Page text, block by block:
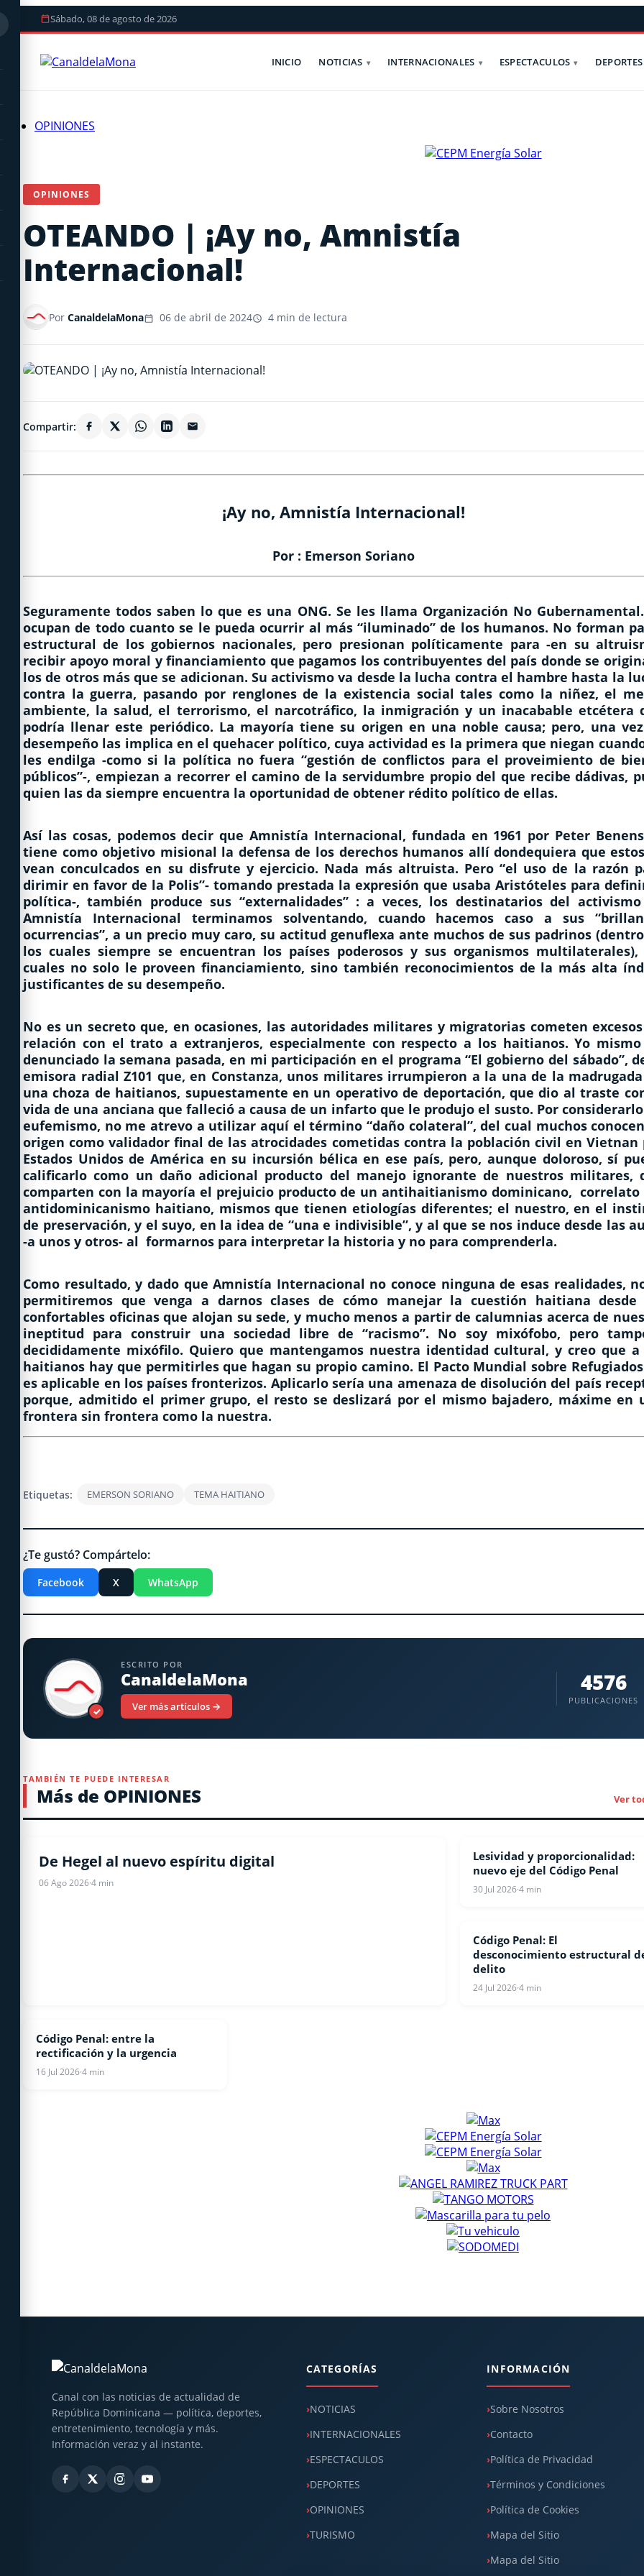
Sábado, 08 de agosto de 2026
INICIO NOTICIAS INTERNACIONALES ESPECTACULOS DEPORTES
OPINIONES
OPINIONES
OTEANDO | ¡Ay no, Amnistía
Internacional!
Por CanaldelaMona 06 de abril de 2024 4 min de lectura
Compartir:
¡Ay no, Amnistía Internacional!
Por : Emerson Soriano
Seguramente todos saben lo que es una ONG. Se les llama Organización No
ocupan de todo cuanto se le pueda ocurrir al más “iluminado” de los humanos. No forman
estructural de los gobiernos nacionales, pero presionan políticamente para -en su
recibir apoyo moral y financiamiento que pagamos los contribuyentes del país donde se
los de otros más que se adicionan. Su activismo va desde la lucha contra el hambre hasta la
contra la guerra, pasando por renglones de la existencia social tales como la niñez, el
ambiente, la salud, el terrorismo, el narcotráfico, la inmigración y un inacabable etcétera
podría llenar este periódico. La mayoría tiene su origen en una noble causa; pero, una
desempeño las implica en el quehacer político, cuya actividad es la primera que niegan
les endilga -como si la política no fuera “gestión de conflictos para el proveimiento de
públicos”-, empiezan a recorrer el camino de la servidumbre propio del que recibe dádivas,
quien las da siempre encuentra la oportunidad de obtener rédito político de ellas.
Así las cosas, podemos decir que Amnistía Internacional, fundada en 1961 por Peter
tiene como objetivo misional la defensa de los derechos humanos allí dondequiera que
vean conculcados en su disfrute y ejercicio. Nada más altruista. Pero “el uso de la razón
dirimir en favor de la Polis”- tomando prestada la expresión que usaba Aristóteles para
política-, también produce sus “externalidades” : a veces, los destinatarios del
Amnistía Internacional terminamos solventando, cuando hacemos caso a sus
ocurrencias”, a un precio muy caro, su actitud genuflexa ante muchos de sus padrinos
los cuales siempre se encuentran los países poderosos y sus organismos multilaterales),
cuales no solo le proveen financiamiento, sino también reconocimientos de la más alta
justificantes de su desempeño.
No es un secreto que, en ocasiones, las autoridades militares y migratorias cometen
relación con el trato a extranjeros, especialmente con respecto a los haitianos. Yo
denunciado la semana pasada, en mi participación en el programa “El gobierno del sábado”,
emisora radial Z101 que, en Constanza, unos militares irrumpieron a la una de la
una choza de haitianos, supuestamente en un operativo de deportación, que dio al traste
vida de una anciana que falleció a causa de un infarto que le produjo el susto. Por
eufemismo, no me atrevo a utilizar aquí el término “daño colateral”, del cual muchos
origen como validador final de las atrocidades cometidas contra la población civil en Vietnan
Estados Unidos de América en su incursión bélica en ese país, pero, aunque doloroso, sí
calificarlo como un daño adicional producto del manejo ignorante de nuestros militares,
comparten con la mayoría el prejuicio producto de un antihaitianismo dominicano, correlato
antidominicanismo haitiano, mismos que tienen etiologías diferentes; el nuestro, en el
de preservación, y el suyo, en la idea de “una e indivisible”, y al que se nos induce desde las
-a unos y otros- al formarnos para interpretar la historia y no para comprenderla.
Como resultado, y dado que Amnistía Internacional no conoce ninguna de esas realidades,
permitiremos que venga a darnos clases de cómo manejar la cuestión haitiana desde
confortables oficinas que alojan su sede, y mucho menos a partir de calumnias acerca de
ineptitud para construir una sociedad libre de “racismo”. No soy mixófobo, pero
decididamente mixófilo. Quiero que mantengamos nuestra identidad cultural, y creo que a
haitianos hay que permitirles que hagan su propio camino. El Pacto Mundial sobre
es aplicable en los países fronterizos. Aplicarlo sería una amenaza de disolución del país
porque, admitido el primer grupo, el resto se deslizará por el mismo bajadero, máxime en
frontera sin frontera como la nuestra.
Etiquetas: EMERSON SORIANO TEMA HAITIANO
¿Te gustó? Compártelo:
Facebook X WhatsApp
✓
ESCRITO POR
CanaldelaMona
Ver más artículos →
4576
PUBLICACIONES
TAMBIÉN TE PUEDE INTERESAR
Más de OPINIONES Ver
De Hegel al nuevo espíritu digital
06 Ago 2026·4 min
OPINIONES
Lesividad y proporcionalidad:
nuevo eje del Código Penal
30 Jul 2026·4 min
OPINIONES
Código Penal: El
desconocimiento estructural
delito
24 Jul 2026·4 min
OPINIONES
Código Penal: entre la
rectificación y la urgencia
16 Jul 2026·4 min
Canal con las noticias de actualidad de
República Dominicana — política, deportes,
entretenimiento, tecnología y más.
Información veraz y al instante.
CATEGORÍAS
NOTICIAS
INTERNACIONALES
ESPECTACULOS
DEPORTES
OPINIONES
TURISMO
INFORMACIÓN
Sobre Nosotros
Contacto
Política de Privacidad
Términos y Condiciones
Política de Cookies
Mapa del Sitio
Mapa del Sitio